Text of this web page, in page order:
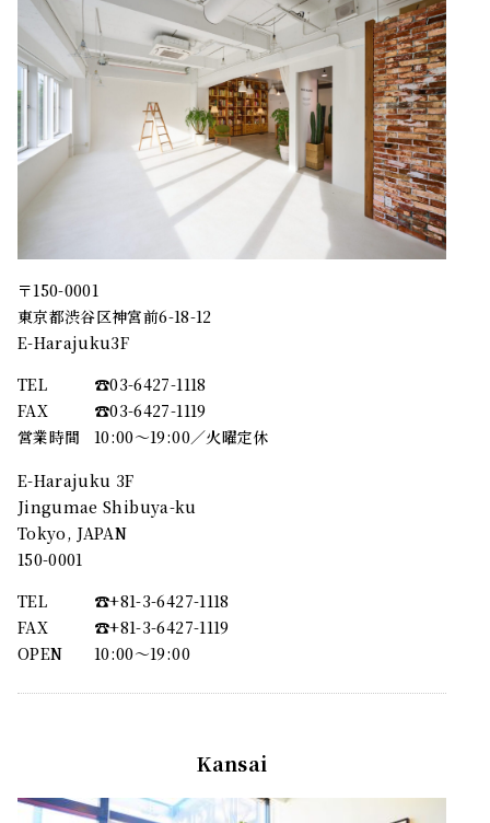
〒150-0001
東京都渋谷区神宮前6-18-12
E-Harajuku3F
TEL
☎︎03-6427-1118
FAX
☎︎03-6427-1119
営業時間
10:00～19:00／火曜定休
E-Harajuku 3F
Jingumae Shibuya-ku
Tokyo, JAPAN
150-0001
TEL
☎︎+81-3-6427-1118
FAX
☎︎+81-3-6427-1119
OPEN
10:00〜19:00
Kansai